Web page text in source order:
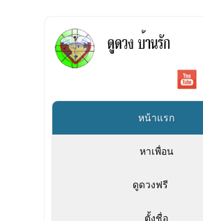
หน้าแรก
หาเพื่อน
ดูดวงฟรี
ตั้งชื่อ